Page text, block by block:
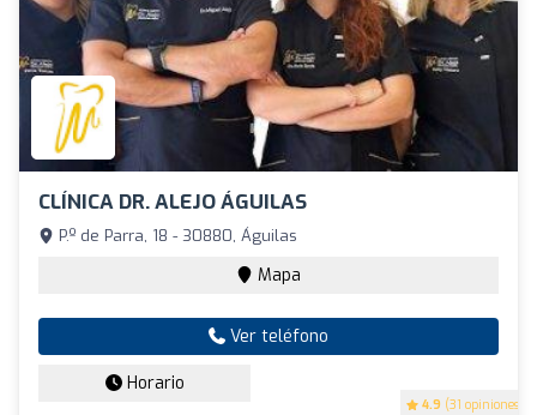
CLÍNICA DR. ALEJO ÁGUILAS
4.9 (31 opiniones)
P.º de Parra, 18 - 30880, Águilas
Mapa
Ver teléfono
Horario